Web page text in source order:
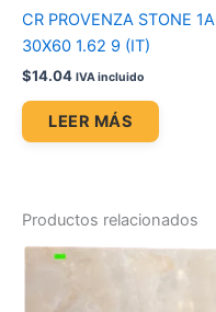
CR PROVENZA STONE 1A
30X60 1.62 9 (IT)
$14.04 IVA incluido
LEER MÁS
Productos relacionados